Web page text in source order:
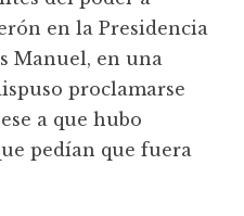
en la Presidencia
Manuel, en una
proclamarse
a que hubo
pedían que fuera